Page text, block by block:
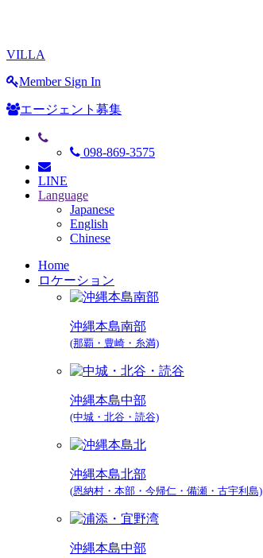
VILLA
Member Sign In
エージェント募集
098-869-3575
LINE
Language
Japanese
English
Chinese
Home
ロケーション
沖縄本島南部
(那覇・豊崎・糸満)
沖縄本島中部
(中城・北谷・読谷)
沖縄本島北部
(恩納村・本部・今帰仁・備瀬・古宇利島)
沖縄本島中部